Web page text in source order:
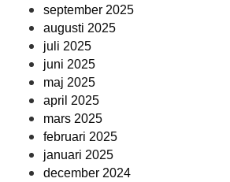
september 2025
augusti 2025
juli 2025
juni 2025
maj 2025
april 2025
mars 2025
februari 2025
januari 2025
december 2024